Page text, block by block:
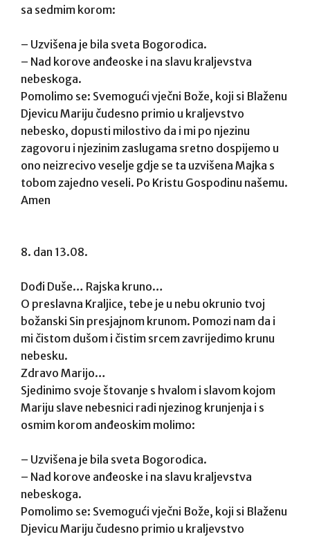
sa sedmim korom:
– Uzvišena je bila sveta Bogorodica.
– Nad korove anđeoske i na slavu kraljevstva
nebeskoga.
Pomolimo se: Svemogući vječni Bože, koji si Blaženu
Djevicu Mariju čudesno primio u kraljevstvo
nebesko, dopusti milostivo da i mi po njezinu
zagovoru i njezinim zaslugama sretno dospijemo u
ono neizrecivo veselje gdje se ta uzvišena Majka s
tobom zajedno veseli. Po Kristu Gospodinu našemu.
Amen
8. dan 13.08.
Dođi Duše… Rajska kruno…
O preslavna Kraljice, tebe je u nebu okrunio tvoj
božanski Sin presjajnom krunom. Pomozi nam da i
mi čistom dušom i čistim srcem zavrijedimo krunu
nebesku.
Zdravo Marijo…
Sjedinimo svoje štovanje s hvalom i slavom kojom
Mariju slave nebesnici radi njezinog krunjenja i s
osmim korom anđeoskim molimo:
– Uzvišena je bila sveta Bogorodica.
– Nad korove anđeoske i na slavu kraljevstva
nebeskoga.
Pomolimo se: Svemogući vječni Bože, koji si Blaženu
Djevicu Mariju čudesno primio u kraljevstvo